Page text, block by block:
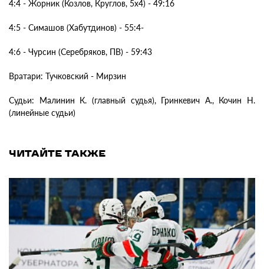
4:4 - Жорник (Козлов, Круглов, 5х4) - 49:16
4:5 - Симашов (Хабутдинов) - 55:4-
4:6 - Чурсин (Серебряков, ПВ) - 59:43
Вратари: Тучковский - Мирзин
Судьи: Малинин К. (главный судья), Гринкевич А., Кочин Н.
(линейные судьи)
ЧИТАЙТЕ ТАКЖЕ